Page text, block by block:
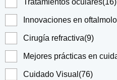
Tratamientos oculares(16)
Innovaciones en
Cirugía refractiva(9)
Mejores prácticas en
Cuidado Visual (76)